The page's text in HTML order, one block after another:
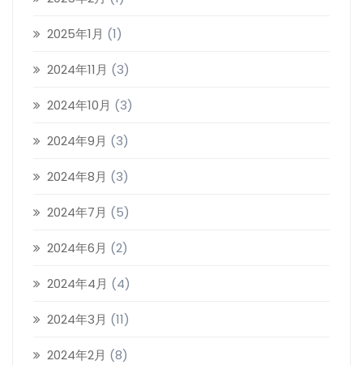
2025年1月 (1)
2024年11月 (3)
2024年10月 (3)
2024年9月 (3)
2024年8月 (3)
2024年7月 (5)
2024年6月 (2)
2024年4月 (4)
2024年3月 (11)
2024年2月 (8)